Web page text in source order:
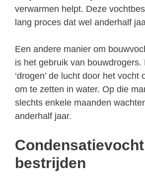
verwarmen helpt. Deze
lang proces dat wel anderhalf
Een andere manier om
is het gebruik van bouwdrogers.
‘drogen’ de lucht door het vocht
om te zetten in water. Op die
slechts enkele maanden
anderhalf jaar.
Condensatievocht
bestrijden